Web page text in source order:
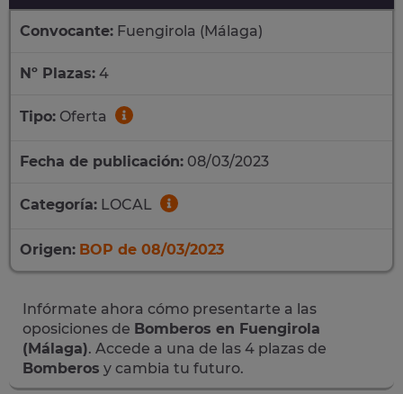
Convocante: Fuengirola (Málaga)
Nº Plazas: 4
Tipo: Oferta
Fecha de publicación: 08/03/2023
Categoría: LOCAL
Origen: BOP de 08/03/2023
Infórmate ahora cómo presentarte a las
oposiciones de Bomberos en Fuengirola
(Málaga). Accede a una de las 4 plazas de
Bomberos y cambia tu futuro.